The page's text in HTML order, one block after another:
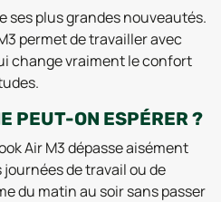
ses plus grandes nouveautés.
permet de travailler avec
change vraiment le confort
PEUT-ON ESPÉRER ?
Air M3 dépasse aisément
journées de travail ou de
du matin au soir sans passer